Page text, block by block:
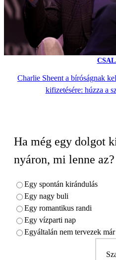
Charlie Sheent a bíróságnak
kifizetésére: húzza a
Ha még egy dolgot
nyáron, mi lenne az?
Egy spontán kirándulás
Egy nagy buli
Egy romantikus randi
Egy vízparti nap
Egyáltalán nem tervezek